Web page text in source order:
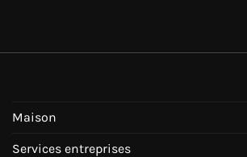
Maison
Services entreprises